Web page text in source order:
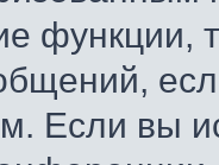
функции,
Если вы